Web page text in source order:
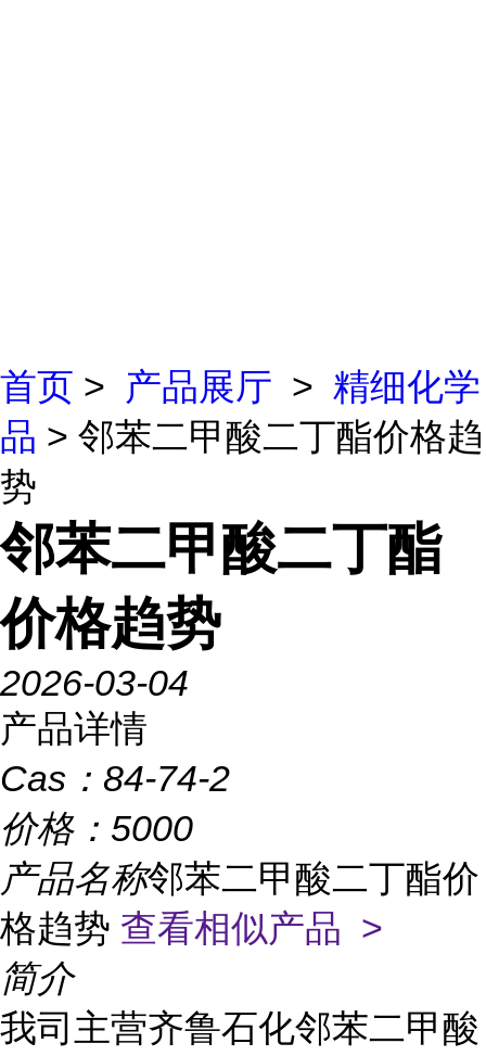
首页 > 产品展厅 > 精细化学
品 > 邻苯二甲酸二丁酯价格趋
势
邻苯二甲酸二丁酯
价格趋势
2026-03-04
产品详情
Cas： 84-74-2
价格： 5000
产品名称邻苯二甲酸二丁酯价
格趋势 查看相似产品 >
简介
我司主营齐鲁石化邻苯二甲酸